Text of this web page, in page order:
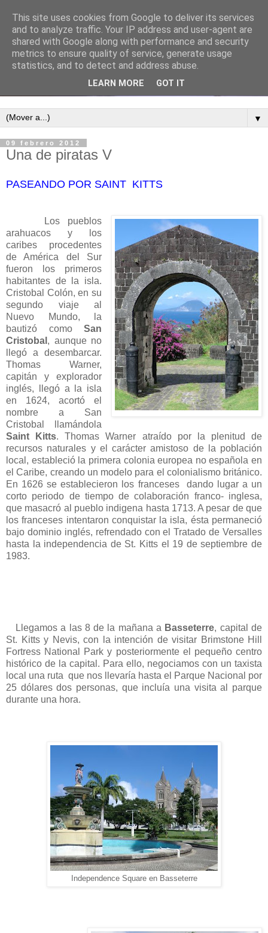
▼
09 febrero 2012
Una de piratas V
PASEANDO POR SAINT KITTS
Los pueblos
arahuacos y los
caribes procedentes
de América del Sur
fueron los primeros
habitantes de la isla.
Cristobal Colón, en su
segundo viaje al
Nuevo Mundo, la
bautizó comoSan
Cristobal , aunque no
llegó a desembarcar.
Thomas Warner,
capitán y explorador
inglés, llegó a la isla
en 1624, acortó el
nombre a San
Cristobal llamándola
Saint Kitts. Thomas Warner atraído por la plenitud de
recursos naturales y el carácter amistoso de la población
local, estableció la primera colonia europea no española en
el Caribe, creando un modelo para el colonialismo británico.
En 1626 se establecieron los franceses dando lugar a un
corto periodo de tiempo de colaboración franco- inglesa,
que masacró al pueblo indigena hasta 1713. A pesar de que
los franceses intentaron conquistar la isla, ésta permaneció
bajo dominio inglés, refrendado con el Tratado de Versalles
hasta la independencia de St. Kitts el 19 de septiembre de
1983.
Llegamos a las 8 de la mañana a Basseterre, capital de
St. Kitts y Nevis, con la intención de visitar Brimstone Hill
Fortress National Park y posteriormente el pequeño centro
histórico de la capital. Para ello, negociamos con un taxista
local una ruta que nos llevaría hasta el Parque Nacional por
25 dólares dos personas, que incluía una visita al parque
durante una hora.
Independence Square en Basseterre
This site uses cookies from Google to deliver its services
and to analyze traffic. Your IP address and user-agent are
shared with Google along with performance and security
metrics to ensure quality of service, generate usage
statistics, and to detect and address abuse.
LEARN MORE GOT IT